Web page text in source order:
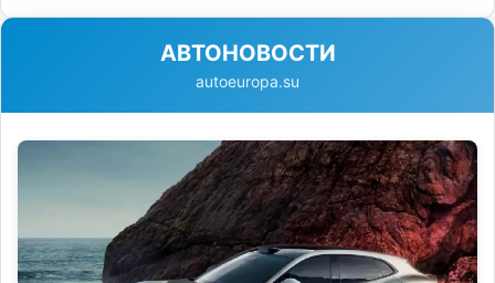
АВТОНОВОСТИ
autoeuropa.su